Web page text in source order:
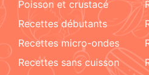
poisson et crustacé
recettes débutants
recettes micro-ondes
recettes sans cuisson